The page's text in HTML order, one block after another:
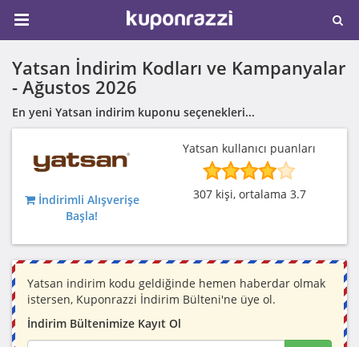
Yatsan İndirim Kodları ve Kampanyalar
- Ağustos 2026
En yeni Yatsan indirim kuponu seçenekleri...
İndirimli Alışverişe
Başla!
Yatsan kullanıcı puanları
307 kişi, ortalama 3.7
Yatsan indirim kodu geldiğinde hemen haberdar olmak
istersen, Kuponrazzi İndirim Bülteni'ne üye ol.
İndirim Bültenimize Kayıt Ol